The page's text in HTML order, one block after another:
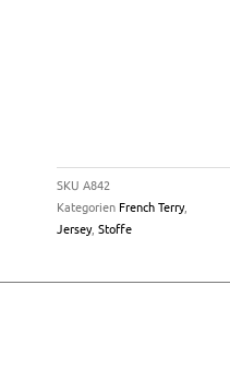
SKU A842
Kategorien French Terry,
Jersey, Stoffe